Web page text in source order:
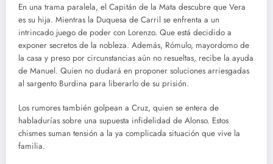
En una trama paralela, el Capitán de la Mata descubre que Vera
es su hija. Mientras la Duquesa de Carril se enfrenta a un
intrincado juego de poder con Lorenzo. Que está decidido a
exponer secretos de la nobleza. Además, Rómulo, mayordomo de
la casa y preso por circunstancias aún no resueltas, recibe la ayuda
de Manuel. Quien no dudará en proponer soluciones arriesgadas
al sargento Burdina para liberarlo de su prisión.
Los rumores también golpean a Cruz, quien se entera de
habladurías sobre una supuesta infidelidad de Alonso. Estos
chismes suman tensión a la ya complicada situación que vive la
familia.